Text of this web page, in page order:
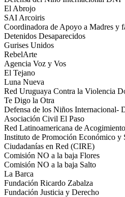
El Abrojo
SAI Arcoiris
Coordinadora de Apoyo a Madres y
Detenidos Desaparecidos
Gurises Unidos
RebelArte
Agencia Voz y Vos
El Tejano
Luna Nueva
Red Uruguaya Contra la Violencia
Te Digo la Otra
Defensa de los Niños Internacional-
Asociación Civil El Paso
Red Latinoamericana de
Instituto de Promoción Económico
Ciudadanías en Red (CIRE)
Comisión NO a la baja Flores
Comisión NO a la baja Salto
La Barca
Fundación Ricardo Zabalza
Fundación Justicia y Derecho